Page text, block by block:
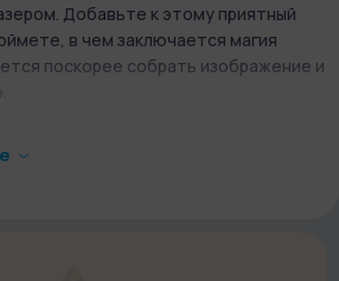
Добавьте к этому приятный
в чем заключается магия
поскорее собрать изображение и